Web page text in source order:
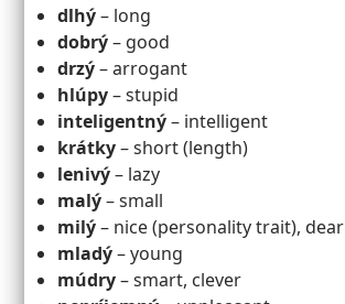
dlhý– long
dobrý– good
drzý– arrogant
hlúpy– stupid
inteligentný– intelligent
krátky– short (length)
lenivý– lazy
malý– small
milý– nice (personality trait), dear
mladý– young
múdry– smart, clever